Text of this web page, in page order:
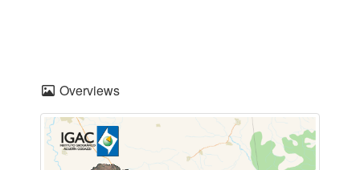
Overviews